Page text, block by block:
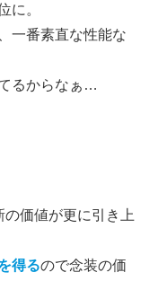
に。
一番素直な性能な
るからなぁ…
の価値が更に引き上
得るので念装の価